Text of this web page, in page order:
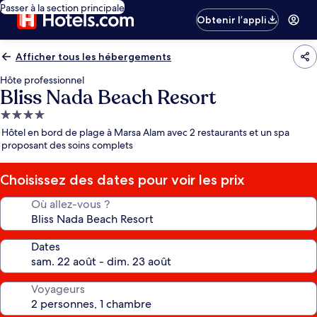
Passer à la section principale
Obtenir l’appli
Afficher tous les hébergements
Hôte professionnel
Bliss Nada Beach Resort
Hébergement
4.0 étoiles
Hôtel en bord de plage à Marsa Alam avec 2 restaurants et un spa
proposant des soins complets
Choisissez des dates pour voir les prix
Où allez-vous ?
Dates
Voyageurs